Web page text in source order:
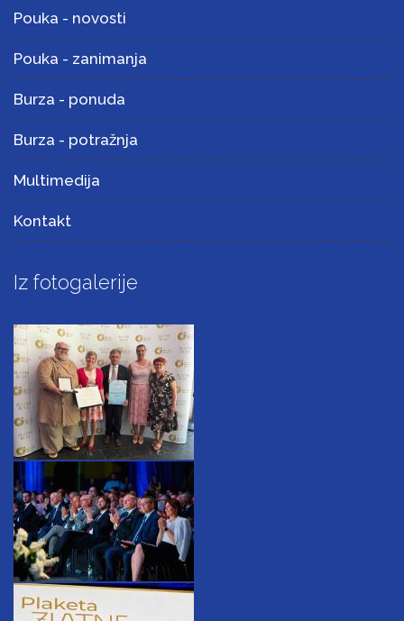
Pouka - novosti
Pouka - zanimanja
Burza - ponuda
Burza - potražnja
Multimedija
Kontakt
Iz fotogalerije